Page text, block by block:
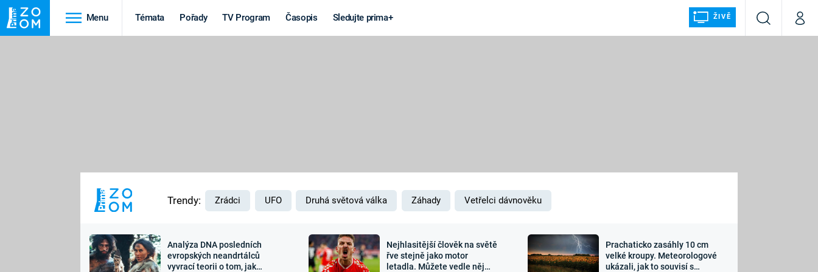
Menu Témata Pořady TV Program Časopis Sledujte prima+ ŽIVĚ
VyhledáváníMůj
MARS
Výročí
Záhady a
Zajímavosti Sledujte nás
Trendy: Zrádci UFO Druhá světová válka Záhady Vetřelci dávnověku
Analýza DNA posledních
evropských neandrtálců
vyvrací teorii o tom, jak
Nejhlasitější člověk na světě
řve stejně jako motor
letadla. Můžete vedle něj
Prachaticko zasáhly 10 cm
velké kroupy. Meteorologové
ukázali, jak to souvisí s